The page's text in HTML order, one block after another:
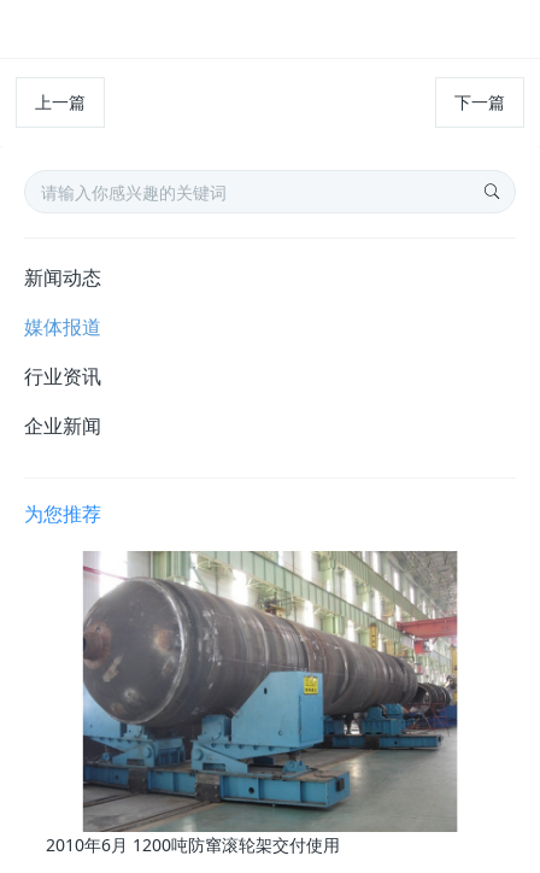
上一篇 下一篇
新闻动态
媒体报道
行业资讯
企业新闻
为您推荐
2010年6月 1200吨防窜滚轮架交付使用